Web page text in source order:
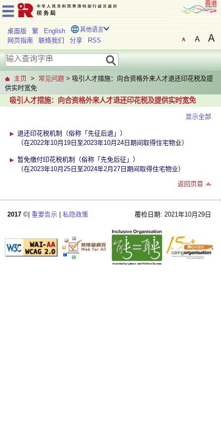
桌面版 繁 English 其他语言
网页指南 联络我们 分享 RSS
主页 > 常见问题 > 吸引人才措施：向合资格外来人才退还印花税及提
供实时宽免
吸引人才措施：向合资格外来人才退还印花税及提供实时宽免
显示全部
退还印花税机制（俗称「先征后退」）
（在2022年10月19日至2023年10月24日期间取得住宅物业）
暂免缴付印花税机制（俗称「先免后征」）
（在2023年10月25日至2024年2月27日期间取得住宅物业）
返回页首
2017 ©| 重要告示 私隐政策 覆检日期: 2021年10月29日